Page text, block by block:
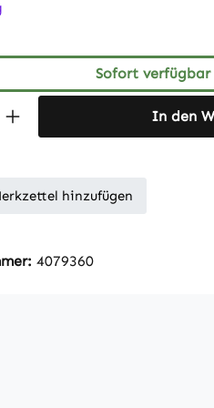
Bewertung von 5 von 5
Sofort verfügbar
Anzahl: Gib den
In den
hinzufügen
4079360